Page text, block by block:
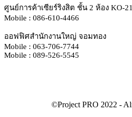
ศูนย์การค้าเซียร์ริงสิต ชั้น 2 ห้อง KO-21
Mobile : 086-610-4466
ออฟฟิศสำนักงานใหญ่ จอมทอง
Mobile : 063-706-7744
Mobile : 089-526-5545